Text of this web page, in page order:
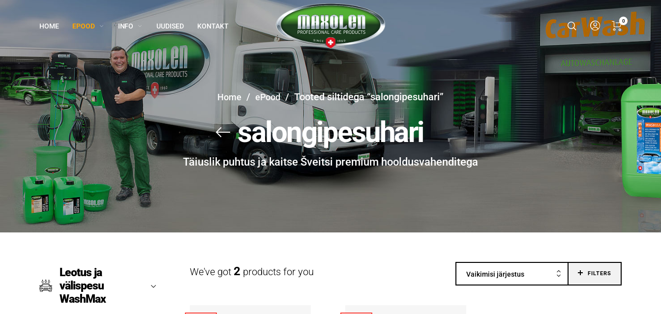
HOME EPOOD INFO UUDISED KONTAKT
0
Home / ePood / Tooted siltidega “salongipesuhari”
salongipesuhari
Täiuslik puhtus ja kaitse Šveitsi premium hooldusvahenditega
Leotus ja
välispesu
WashMax
We've got 2 products for you Vaikimisi järjestus FILTERS